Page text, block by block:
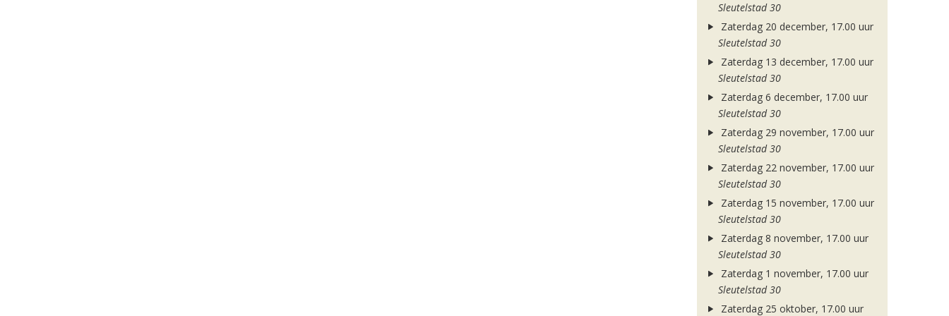
Sleutelstad 30
Zaterdag 20 december, 17.00 uur
Sleutelstad 30
Zaterdag 13 december, 17.00 uur
Sleutelstad 30
Zaterdag 6 december, 17.00 uur
Sleutelstad 30
Zaterdag 29 november, 17.00 uur
Sleutelstad 30
Zaterdag 22 november, 17.00 uur
Sleutelstad 30
Zaterdag 15 november, 17.00 uur
Sleutelstad 30
Zaterdag 8 november, 17.00 uur
Sleutelstad 30
Zaterdag 1 november, 17.00 uur
Sleutelstad 30
Zaterdag 25 oktober, 17.00 uur